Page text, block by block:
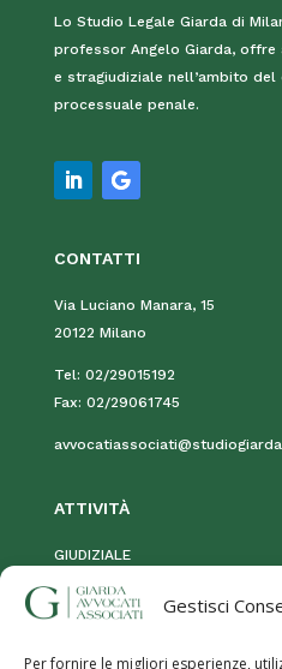
Gestisci
Per fornire le migliori esperienze,
Lo Studio Legale Giarda di
professor Angelo Giarda, offre
e stragiudiziale nell’ambito
processuale penale.
CONTATTI
Via Luciano Manara, 15
20122 Milano
Tel: 02/29015192
Fax: 02/29061745
ATTIVITÀ
GIUDIZIALE
STRAGIUDIZIALE